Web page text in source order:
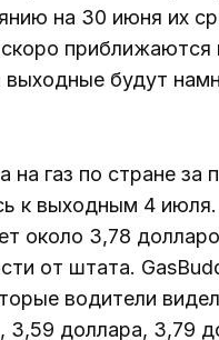
на 30 июня их
будут
на газ по стране
к выходным 4
около 3,78
от штата.
водители
доллара, 3,79